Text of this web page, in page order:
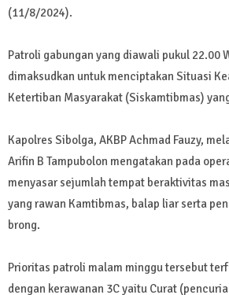
(11/8/2024).
Patroli gabungan yang diawali pukul 22.00
dimaksudkan untuk menciptakan Situasi
Ketertiban Masyarakat (Siskamtibmas)
Kapolres Sibolga, AKBP Achmad Fauzy,
Arifin B Tampubolon mengatakan pada
menyasar sejumlah tempat beraktivitas
yang rawan Kamtibmas, balap liar serta
brong.
Prioritas patroli malam minggu tersebut
dengan kerawanan 3C yaitu Curat